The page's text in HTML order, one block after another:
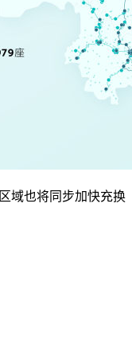
域也将同步加快充换